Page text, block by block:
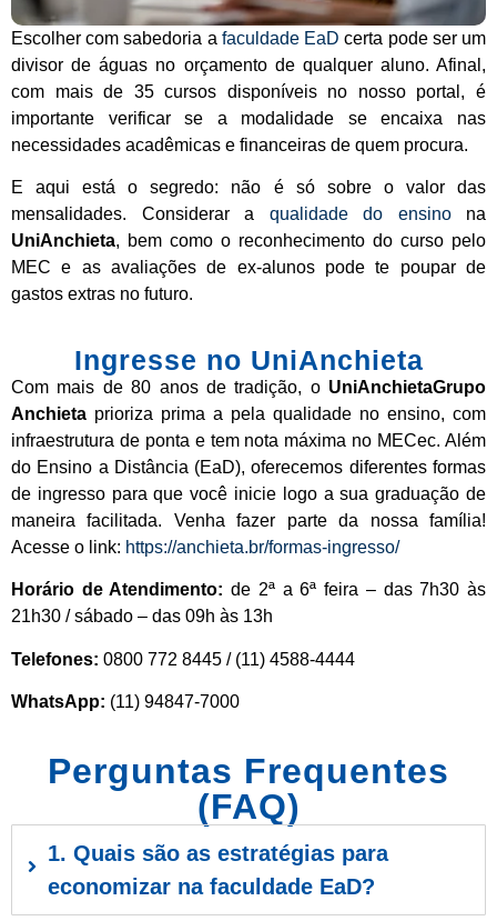
Escolher com sabedoria a faculdade EaD certa pode ser um
divisor de águas no orçamento de qualquer aluno. Afinal,
com mais de 35 cursos disponíveis no nosso portal, é
importante verificar se a modalidade se encaixa nas
necessidades acadêmicas e financeiras de quem procura.
E aqui está o segredo: não é só sobre o valor das
mensalidades. Considerar a qualidade do ensinona
UniAnchieta, bem como o reconhecimento do curso pelo
MEC e as avaliações de ex-alunos pode te poupar de
gastos extras no futuro.
Ingresse no UniAnchieta
Com mais de 80 anos de tradição, o UniAnchietaGrupo
Anchieta prioriza prima a pela qualidade no ensino, com
infraestrutura de ponta e tem nota máxima no MECec. Além
do Ensino a Distância (EaD), oferecemos diferentes formas
de ingresso para que você inicie logo a sua graduação de
maneira facilitada. Venha fazer parte da nossa família!
Acesse o link: https://anchieta.br/formas-ingresso/
Horário de Atendimento: de 2ª a 6ª feira – das 7h30 às
21h30 / sábado – das 09h às 13h
Telefones: 0800 772 8445 / (11) 4588-4444
WhatsApp: (11) 94847-7000
Perguntas Frequentes
(FAQ)
1. Quais são as estratégias para
economizar na faculdade EaD?